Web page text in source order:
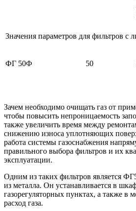
Значения параметров для фильтров
ФГ 50Ф 50
Зачем необходимо очищать газ от
чтобы повысить непроницаемость
также увеличить время между
снижению износа уплотняющих
работа системы газоснабжения
правильного выбора фильтров и их
эксплуатации.
Одним из таких фильтров является
из металла. Он устанавливается в
газорегуляторных пунктах, а также в
расход газа.